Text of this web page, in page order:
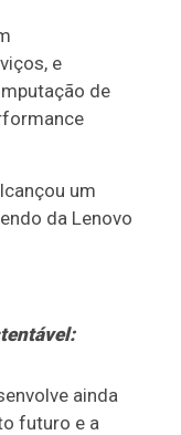
e
de
um
da Lenovo
ainda
futuro e a